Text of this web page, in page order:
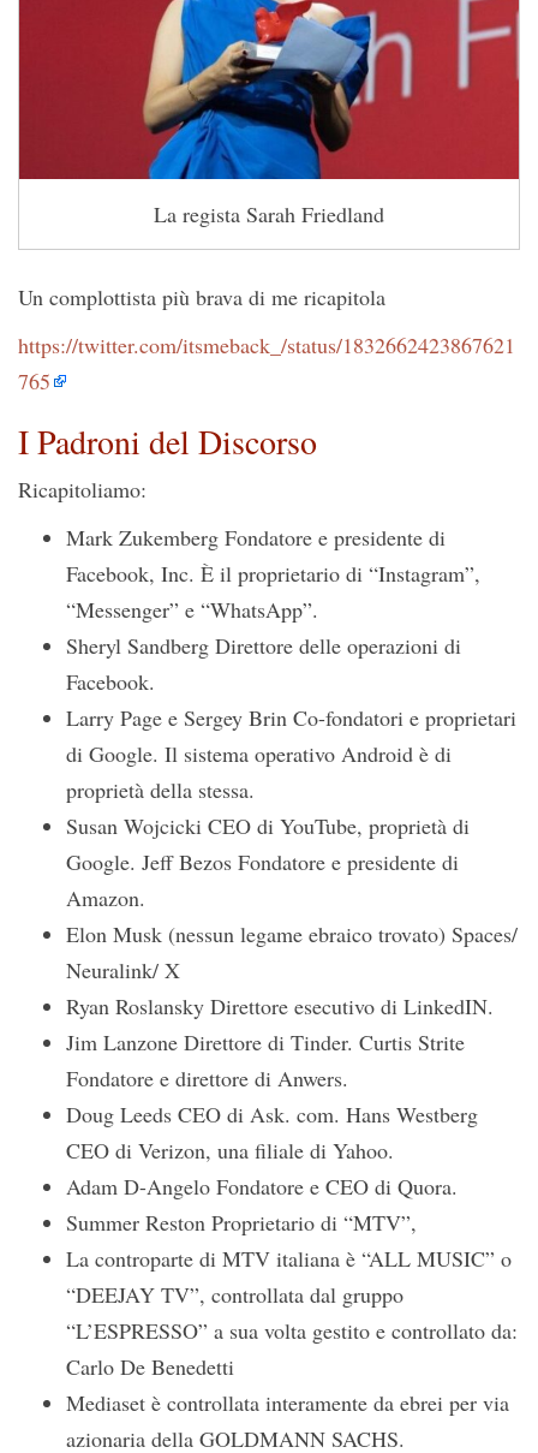
La regista Sarah Friedland
Un complottista più brava di me ricapitola
https://twitter.com/itsmeback_/status/1832662423867621
765
I Padroni del Discorso
Ricapitoliamo:
Mark Zukemberg Fondatore e presidente di
Facebook, Inc. È il proprietario di “Instagram”,
“Messenger” e “WhatsApp”.
Sheryl Sandberg Direttore delle operazioni di
Facebook.
Larry Page e Sergey Brin Co-fondatori e proprietari
di Google. Il sistema operativo Android è di
proprietà della stessa.
Susan Wojcicki CEO di YouTube, proprietà di
Google. Jeff Bezos Fondatore e presidente di
Amazon.
Elon Musk (nessun legame ebraico trovato) Spaces/
Neuralink/ X
Ryan Roslansky Direttore esecutivo di LinkedIN.
Jim Lanzone Direttore di Tinder. Curtis Strite
Fondatore e direttore di Anwers.
Doug Leeds CEO di Ask. com. Hans Westberg
CEO di Verizon, una filiale di Yahoo.
Adam D-Angelo Fondatore e CEO di Quora.
Summer Reston Proprietario di “MTV”,
La controparte di MTV italiana è “ALL MUSIC” o
“DEEJAY TV”, controllata dal gruppo
“L’ESPRESSO” a sua volta gestito e controllato da:
Carlo De Benedetti
Mediaset è controllata interamente da ebrei per via
azionaria della GOLDMANN SACHS.